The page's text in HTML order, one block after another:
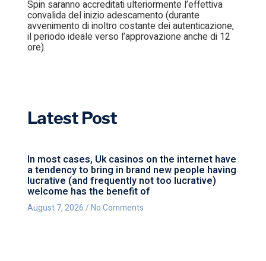
Spin saranno accreditati ulteriormente l’effettiva
convalida del inizio adescamento (durante
avvenimento di inoltro costante dei autenticazione,
il periodo ideale verso l’approvazione anche di 12
ore).
Latest Post
In most cases, Uk casinos on the internet have
a tendency to bring in brand new people having
lucrative (and frequently not too lucrative)
welcome has the benefit of
August 7, 2026 No Comments